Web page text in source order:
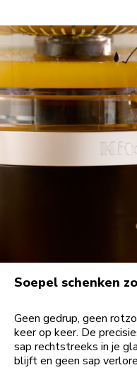
Soepel schenken
Geen gedrup, geen
keer op keer. De
sap rechtstreeks in je
blijft en geen sap